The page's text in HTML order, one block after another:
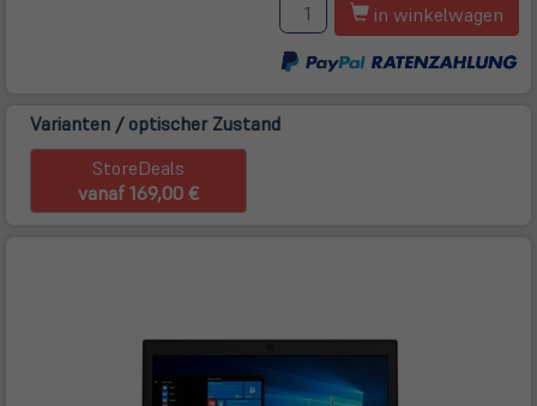
in winkelwagen
Varianten / optischer Zustand
StoreDeals
vanaf 169,00 €